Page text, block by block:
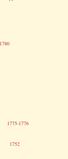
1780
1775-1776
1752